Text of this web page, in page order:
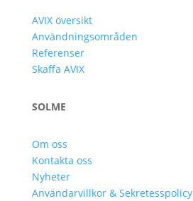
AVIX översikt
Användningsområden
Referenser
Skaffa AVIX
SOLME
Om oss
Kontakta oss
Nyheter
Användarvillkor & Sekretesspolicy